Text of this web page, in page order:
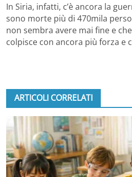
In Siria, infatti, c’è ancora la
sono morte più di 470mila
non sembra avere mai fine e
colpisce con ancora più forza e
ARTICOLI CORRELATI